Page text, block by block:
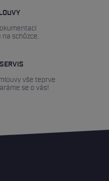
schůzce.
vše teprve
se o vás!